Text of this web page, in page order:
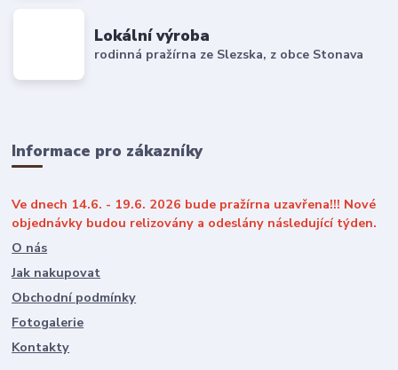
Lokální výroba
rodinná pražírna ze Slezska, z obce Stonava
Informace pro zákazníky
Ve dnech 14.6. - 19.6. 2026 bude pražírna uzavřena!!! Nové
objednávky budou relizovány a odeslány následující týden.
O nás
Jak nakupovat
Obchodní podmínky
Fotogalerie
Kontakty